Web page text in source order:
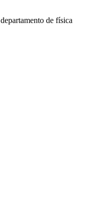
departamento de física